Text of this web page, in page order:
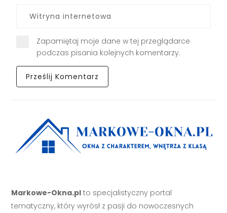
Zapamiętaj moje dane w tej przeglądarce
podczas pisania kolejnych komentarzy.
Markowe-Okna.pl to specjalistyczny portal
tematyczny, który wyrósł z pasji do nowoczesnych